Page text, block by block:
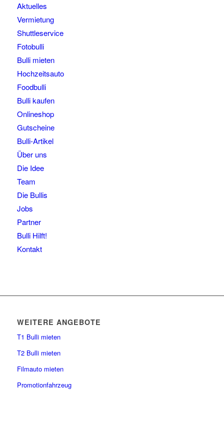
Aktuelles
Vermietung
Shuttleservice
Fotobulli
Bulli mieten
Hochzeitsauto
Foodbulli
Bulli kaufen
Onlineshop
Gutscheine
Bulli-Artikel
Über uns
Die Idee
Team
Die Bullis
Jobs
Partner
Bulli Hilft!
Kontakt
WEITERE ANGEBOTE
T1 Bulli mieten
T2 Bulli mieten
Filmauto mieten
Promotionfahrzeug